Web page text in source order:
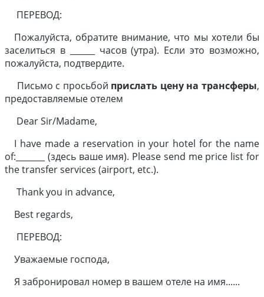
ПЕРЕВОД:
Пожалуйста, обратите внимание, что мы хотели бы
заселиться в ______ часов (утра). Если это возможно,
пожалуйста, подтвердите.
Письмо с просьбой прислать цену на трансферы,
предоставляемые отелем
Dear Sir/Madame,
I have made a reservation in your hotel for the name
of:_______ (здесь ваше имя). Please send me price list for
the transfer services (airport, etc.).
Thank you in advance,
Best regards,
ПЕРЕВОД:
Уважаемые господа,
Я забронировал номер в вашем отеле на имя......